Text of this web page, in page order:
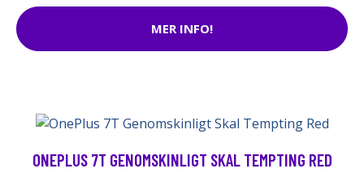
MER INFO!
ONEPLUS 7T GENOMSKINLIGT SKAL TEMPTING RED